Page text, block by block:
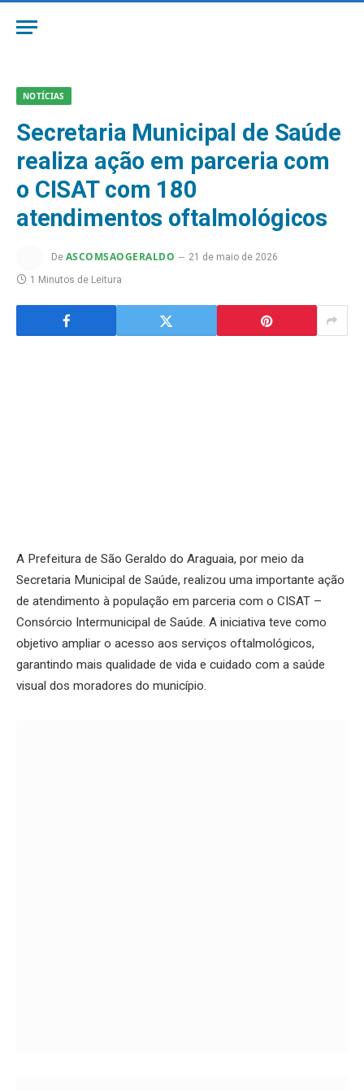
NOTÍCIAS
Secretaria Municipal de Saúde
realiza ação em parceria com
o CISAT com 180
atendimentos oftalmológicos
De ASCOMSAOGERALDO
21 de maio de 2026
1 Minutos de Leitura
A Prefeitura de São Geraldo do Araguaia, por meio da
Secretaria Municipal de Saúde, realizou uma importante ação
de atendimento à população em parceria com o CISAT –
Consórcio Intermunicipal de Saúde. A iniciativa teve como
objetivo ampliar o acesso aos serviços oftalmológicos,
garantindo mais qualidade de vida e cuidado com a saúde
visual dos moradores do município.